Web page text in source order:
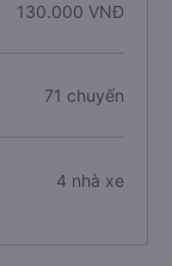
130.000 VNĐ
71 chuyến
4 nhà xe